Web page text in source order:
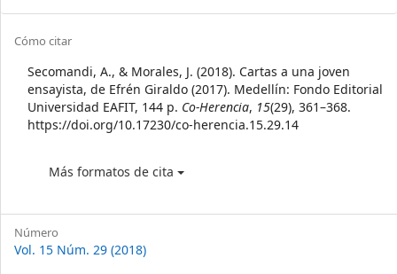
Article
Details
Cómo citar
Secomandi, A., & Morales, J. (2018). Cartas a una joven
ensayista, de Efrén Giraldo (2017). Medellín: Fondo Editorial
Universidad EAFIT, 144 p. Co-Herencia, 15(29), 361–368.
https://doi.org/10.17230/co-herencia.15.29.14
Más formatos de cita
Número
Vol. 15 Núm. 29 (2018)